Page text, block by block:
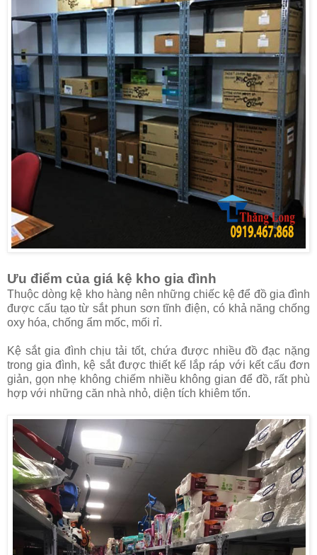
Ưu điểm của giá kệ kho gia đình
Thuộc dòng kệ kho hàng nên những chiếc kệ để đồ gia đình
được cấu tạo từ sắt phun sơn tĩnh điện, có khả năng chống
oxy hóa, chống ẩm mốc, mối rỉ.
Kệ sắt gia đình chịu tải tốt, chứa được nhiều đồ đạc nặng
trong gia đình, kệ sắt được thiết kế lắp ráp với kết cấu đơn
giản, gọn nhẹ không chiếm nhiều không gian để đồ, rất phù
hợp với những căn nhà nhỏ, diện tích khiêm tốn.